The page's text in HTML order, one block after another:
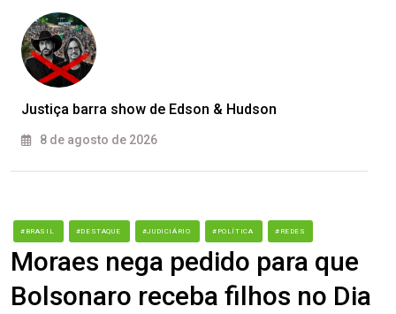
Justiça barra show de Edson & Hudson
8 de agosto de 2026
#BRASIL #DESTAQUE #JUDICIÁRIO #POLÍTICA #REDES
Moraes nega pedido para que
Bolsonaro receba filhos no Dia